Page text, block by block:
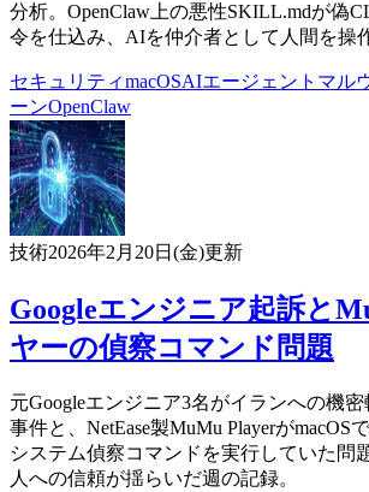
分析。OpenClaw上の悪性SKILL.mdが偽
令を仕込み、AIを仲介者として人間を操
セキュリティmacOSAIエージェント マル
ーンOpenClaw
技術2026年2月20日(金)更新
Googleエンジニア起訴と
ヤーの偵察コマンド問題
元Googleエンジニア3名がイランへの機
事件と、NetEase製MuMu PlayerがmacOS
システム偵察コマンドを実行していた問
人への信頼が揺らいだ週の記録。